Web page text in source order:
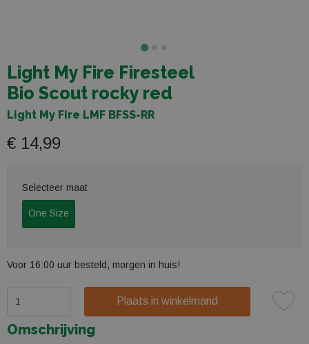
Light My Fire Firesteel
Bio Scout rocky red
Light My Fire LMF BFSS-RR
€ 14,99
Selecteer maat
One Size
Voor 16:00 uur besteld, morgen in huis!
Plaats in winkelmand
Omschrijving